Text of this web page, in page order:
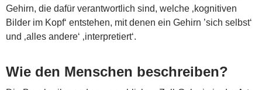
Gehirn, die dafür verantwortlich sind, welche ‚kognitiven
Bilder im Kopf‘ entstehen, mit denen ein Gehirn ’sich selbst‘
und ‚alles andere‘ ‚interpretiert‘.
Wie den Menschen beschreiben?